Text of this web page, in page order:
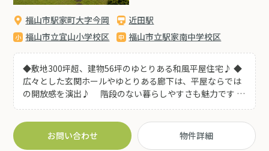
福山市駅家町大字今岡
近田駅
福山市立宜山小学校区
福山市立駅家南中学校区
◆敷地300坪超、建物56坪のゆとりある和風平屋住宅♪ ◆
広々とした玄関ホールやゆとりある廊下は、平屋ならでは
の開放感を演出♪ 階段のない暮らしやすさも魅力です ◆
広々としたお庭は四季折々の風景を楽しみながら穏やかな
時間を過ごせます♪ ◆本格的な和室や欄間、縁側など、和
の趣を大切にした落ち着きのある住空間♪ ◆広い敷地を活
かして家庭菜園やガーデニング、趣味のスペースなど多彩
お問い合わせ 物件詳細